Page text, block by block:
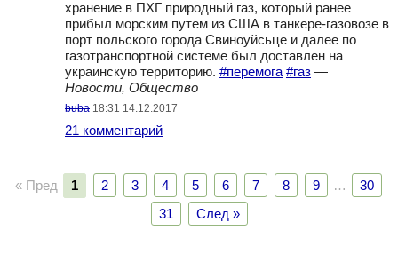
хранение в ПХГ природный газ, который ранее
прибыл морским путем из США в танкере-газовозе в
порт польского города Свиноуйсьце и далее по
газотранспортной системе был доставлен на
украинскую территорию. #перемога #газ —
Новости, Общество
buba 18:31 14.12.2017
21 комментарий
« Пред 1 2 3 4 5 6 7 8 9 …
30
31
След »